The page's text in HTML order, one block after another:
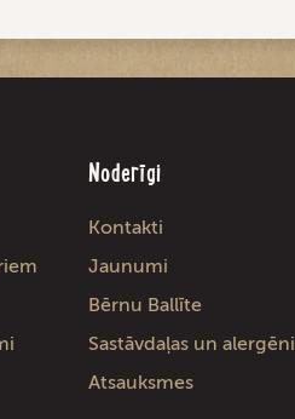
Noderīgi
Kontakti
Jaunumi
Bērnu Ballīte
Sastāvdaļas un alergēni
Atsauksmes